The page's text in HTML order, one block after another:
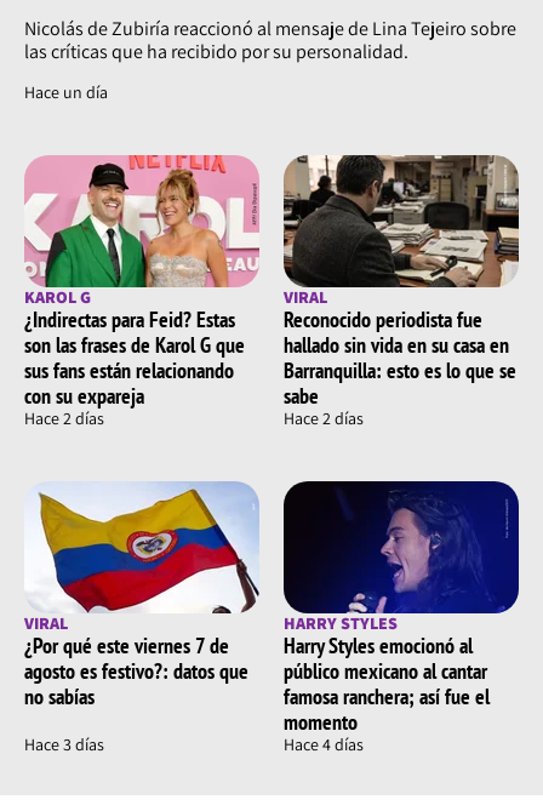
Nicolás de Zubiría reaccionó al mensaje de Lina Tejeiro sobre
las críticas que ha recibido por su personalidad.
Hace un día
KAROL G
¿Indirectas para Feid? Estas
son las frases de Karol G que
sus fans están relacionando
con su expareja
Hace 2 días
VIRAL
Reconocido periodista fue
hallado sin vida en su casa en
Barranquilla: esto es lo que se
sabe
Hace 2 días
VIRAL
¿Por qué este viernes 7 de
agosto es festivo?: datos que
no sabías
Hace 3 días
HARRY STYLES
Harry Styles emocionó al
público mexicano al cantar
famosa ranchera; así fue el
momento
Hace 4 días